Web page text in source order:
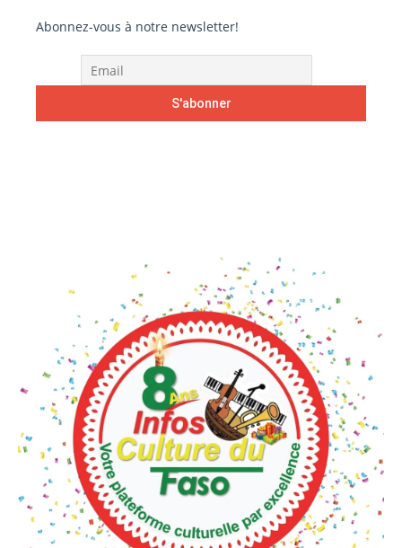
Abonnez-vous à notre newsletter!